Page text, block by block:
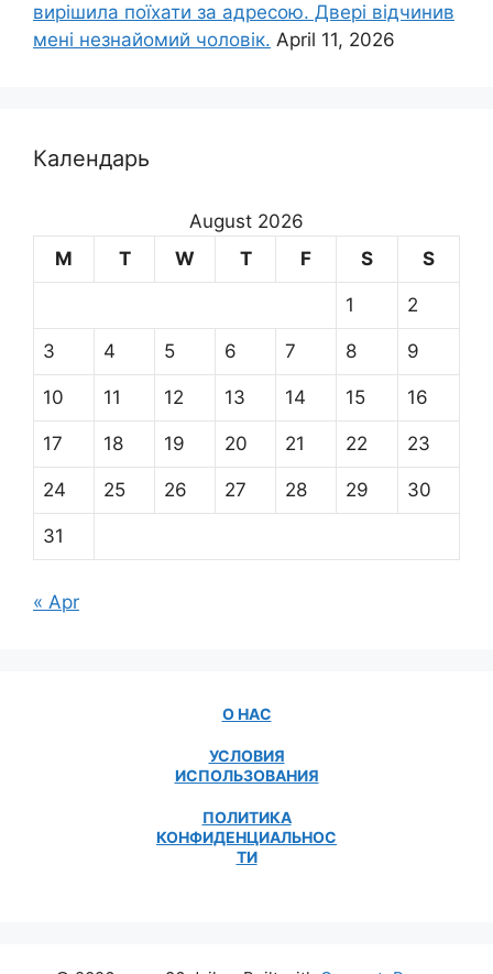
вирішила поїхати за адресою. Двері відчинив
мені незнайомий чоловік. April 11, 2026
Календарь
August 2026
M
T W T F S S
1 2
3 4 5 6 7 8 9
10 11 12 13 14 15 16
17 18 19 20 21 22 23
24 25 26 27 28 29 30
31
« Apr
О НАС
УСЛОВИЯ
ИСПОЛЬЗОВАНИЯ
ПОЛИТИКА
КОНФИДЕНЦИАЛЬНОС
ТИ